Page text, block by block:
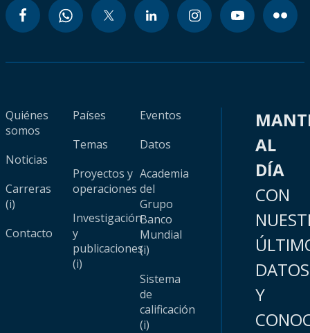
Quiénes
somos
Noticias
Carreras
(i)
Contacto
Países
Temas
Proyectos y
operaciones
Investigación
y
publicaciones
(i)
Eventos
Datos
Academia
del
Grupo
Banco
Mundial
(i)
Sistema
de
calificación
(i)
AL
DÍA
CON
DATOS
Y